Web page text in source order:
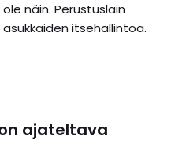
näin. Perustuslain
itsehallintoa.
ajateltava